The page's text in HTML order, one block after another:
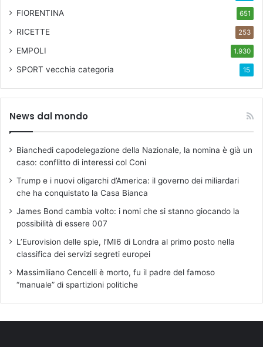
FIORENTINA 651
RICETTE 253
EMPOLI 1.930
SPORT vecchia categoria 15
News dal mondo
Bianchedi capodelegazione della Nazionale, la nomina è già un
caso: conflitto di interessi col Coni
Trump e i nuovi oligarchi d’America: il governo dei miliardari
che ha conquistato la Casa Bianca
James Bond cambia volto: i nomi che si stanno giocando la
possibilità di essere 007
L’Eurovision delle spie, l’MI6 di Londra al primo posto nella
classifica dei servizi segreti europei
Massimiliano Cencelli è morto, fu il padre del famoso
“manuale” di spartizioni politiche